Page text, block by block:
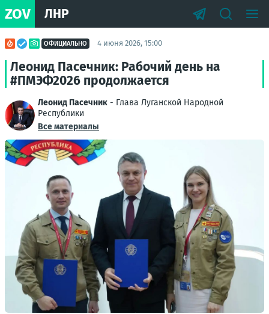
ZOV ЛНР
ОФИЦИАЛЬНО 4 июня 2026, 15:00
Леонид Пасечник: Рабочий день на
#ПМЭФ2026 продолжается
Леонид Пасечник - Глава Луганской Народной
Республики
Все материалы